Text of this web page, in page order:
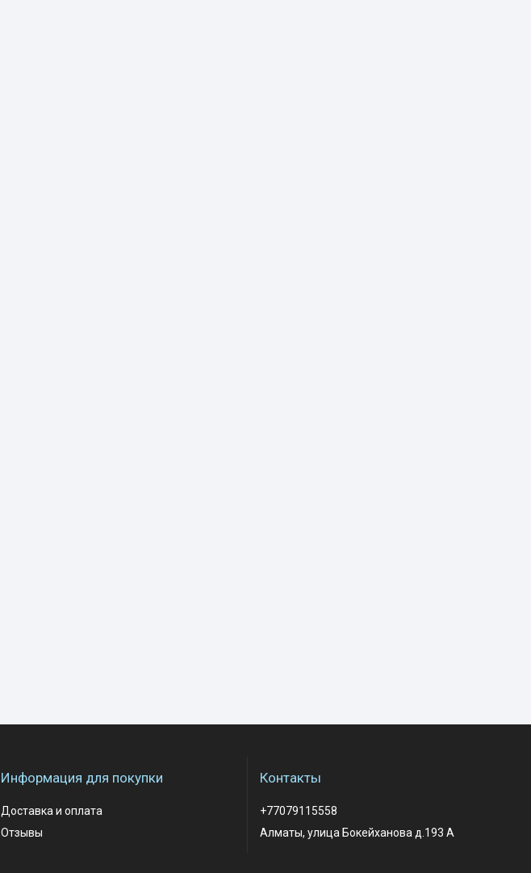
Информация для покупки
Доставка и оплата
Отзывы
Контакты
+77079115558
Алматы, улица Бокейханова д.193 А